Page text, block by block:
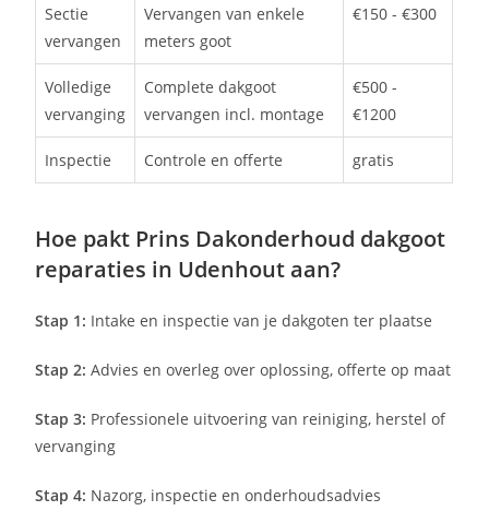
Sectie
vervangen
Vervangen van enkele
meters goot
€150 - €300
Volledige
vervanging
Complete dakgoot
vervangen incl. montage
€500 -
€1200
Inspectie Controle en offerte gratis
Hoe pakt Prins Dakonderhoud dakgoot
reparaties in Udenhout aan?
Stap 1: Intake en inspectie van je dakgoten ter plaatse
Stap 2: Advies en overleg over oplossing, offerte op maat
Stap 3: Professionele uitvoering van reiniging, herstel of
vervanging
Stap 4: Nazorg, inspectie en onderhoudsadvies